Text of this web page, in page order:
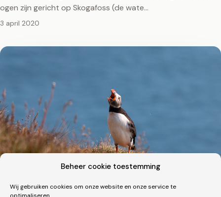
Beheer cookie toestemming
Wij gebruiken cookies om onze website en onze service te
ogen zijn gericht op Skogafoss (de wate…
3 april 2020